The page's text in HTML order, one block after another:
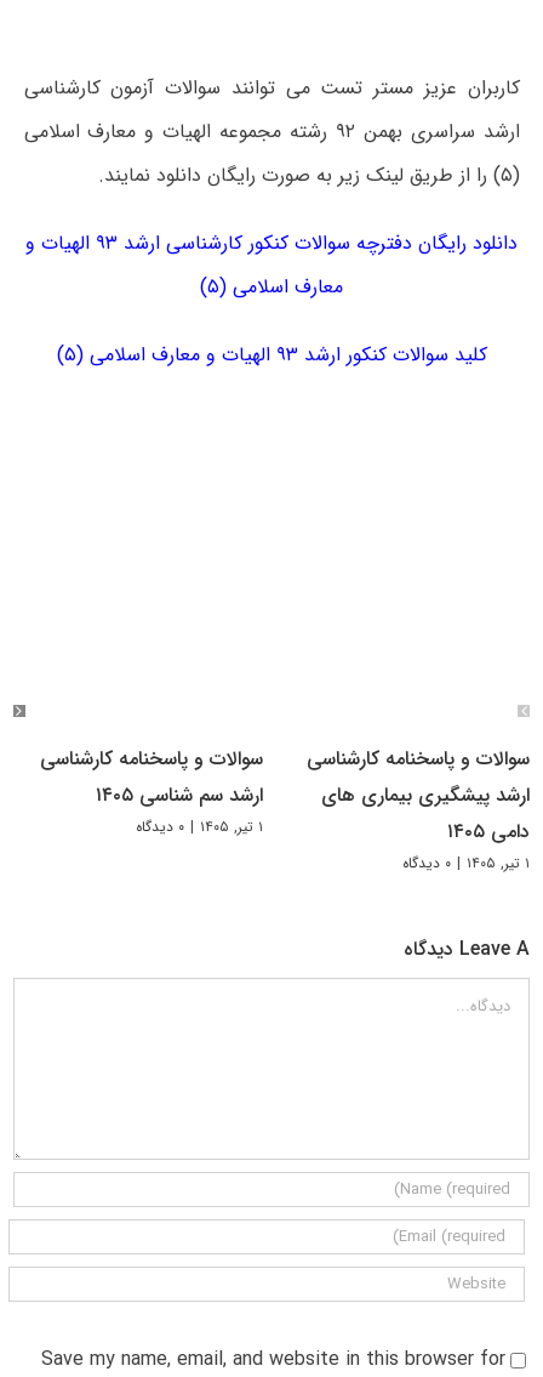
کاربران عزیز مستر تست می توانند سوالات آزمون کارشناسی
ارشد سراسری بهمن ۹۲ رشته مجموعه الهیات و معارف اسلامی
(۵) را از طریق لینک زیر به صورت رایگان دانلود نمایند.
دانلود رایگان دفترچه سوالات کنکور کارشناسی ارشد ۹۳ الهیات و
معارف اسلامی (۵)
کلید سوالات کنکور ارشد ۹۳ الهیات و معارف اسلامی (۵)
سوالات و پاسخنامه کارشناسی
ارشد پیشگیری بیماری های
دامی ۱۴۰۵
۱ تیر, ۱۴۰۵ | ۰ دیدگاه
سوالات و پاسخنامه کارشناسی
ارشد سم شناسی ۱۴۰۵
۱ تیر, ۱۴۰۵ | ۰ دیدگاه
Leave A دیدگاه
دیدگاه
Save my name, email, and website in this browser for